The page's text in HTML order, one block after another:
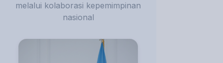
melalui kolaborasi kepemimpinan
nasional